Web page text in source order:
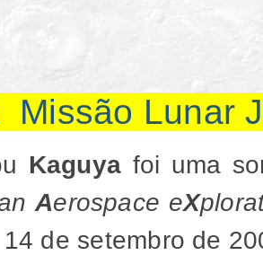
Missão Lunar
Kaguya foi uma
Aerospace eX
de setembro de